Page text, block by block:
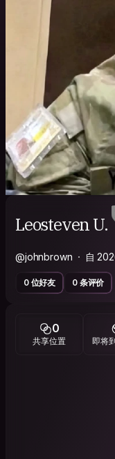
Leosteven U.
@johnbrown 自
0 位好友 0 条评价
0
共享位置 即将